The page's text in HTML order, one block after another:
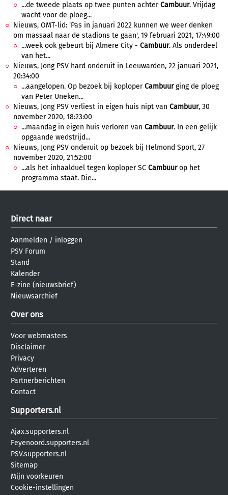
...de tweede plaats op twee punten achterCambuur. Vrijdag
wacht voor de ploeg...
Nieuws, OMT-lid: 'Pas in januari 2022 kunnen we weer denken
om massaal naar de stadions te gaan', 19 februari 2021, 17:49:00
...week ook gebeurt bij Almere City - Cambuur. Als onderdeel
van het...
Nieuws, Jong PSV hard onderuit in Leeuwarden, 22 januari 2021,
20:34:00
...aangelopen. Op bezoek bij koploperCambuurging de ploeg
van Peter Uneken...
Nieuws, Jong PSV verliest in eigen huis nipt van Cambuur, 30
november 2020, 18:23:00
...maandag in eigen huis verloren van Cambuur. In een gelijk
opgaande wedstrijd...
Nieuws, Jong PSV onderuit op bezoek bij Helmond Sport, 27
november 2020, 21:52:00
...als het inhaalduel tegen koploper SC Cambuurop het
programma staat. Die...
Direct naar
Aanmelden / inloggen
PSV Forum
Stand
Kalender
E-zine (nieuwsbrief)
Nieuwsarchief
Over ons
Voor webmasters
Disclaimer
Privacy
Adverteren
Partnerberichten
Contact
Supporters.nl
Ajax.supporters.nl
Feyenoord.supporters.nl
PSV.supporters.nl
Sitemap
Mijn voorkeuren
Cookie-instellingen